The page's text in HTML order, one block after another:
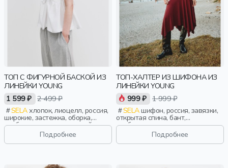
ТОП С ФИГУРНОЙ БАСКОЙ ИЗ
ЛИНЕЙКИ YOUNG
1 599 ₽ 2 499 ₽
SELAхлопок, лиоцелл, россия,
широкие, застежка, оборка,
свободные, вырез, круглый
вырез, баска, вытачки, девочки,
старшеклассники, дети
Подробнее
ТОП-ХАЛТЕР ИЗ ШИФОНА ИЗ
ЛИНЕЙКИ YOUNG
999 ₽ 1 999 ₽
SELAшифон, россия, завязки,
открытая спина, бант,
свободные, воротник, девочки,
старшеклассники, дети
Подробнее